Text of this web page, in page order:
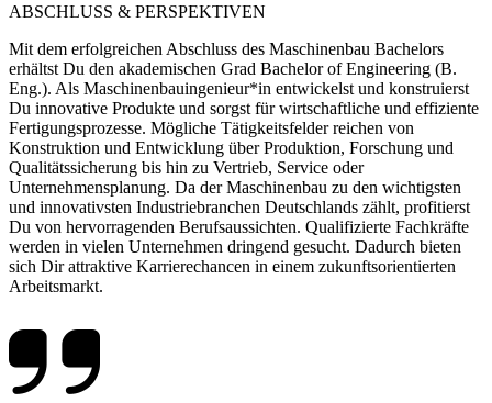
ABSCHLUSS & PERSPEKTIVEN
Mit dem erfolgreichen Abschluss des Maschinenbau Bachelors
erhältst Du den akademischen Grad Bachelor of Engineering (B.
Eng.). Als Maschinenbauingenieur*in entwickelst und konstruierst
Du innovative Produkte und sorgst für wirtschaftliche und effiziente
Fertigungsprozesse. Mögliche Tätigkeitsfelder reichen von
Konstruktion und Entwicklung über Produktion, Forschung und
Qualitätssicherung bis hin zu Vertrieb, Service oder
Unternehmensplanung. Da der Maschinenbau zu den wichtigsten
und innovativsten Industriebranchen Deutschlands zählt, profitierst
Du von hervorragenden Berufsaussichten. Qualifizierte Fachkräfte
werden in vielen Unternehmen dringend gesucht. Dadurch bieten
sich Dir attraktive Karrierechancen in einem zukunftsorientierten
Arbeitsmarkt.